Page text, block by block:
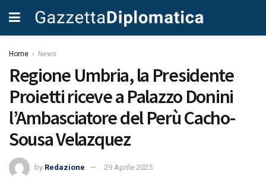
Home News
Regione Umbria, la Presidente
Proietti riceve a Palazzo Donini
l’Ambasciatore del Perù Cacho-
Sousa Velazquez
by Redazione 29 Aprile 2025